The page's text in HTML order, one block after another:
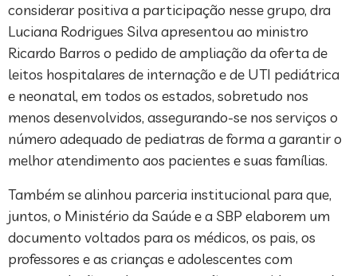
considerar positiva a participação nesse grupo, dra
Luciana Rodrigues Silva apresentou ao ministro
Ricardo Barros o pedido de ampliação da oferta de
leitos hospitalares de internação e de UTI pediátrica
e neonatal, em todos os estados, sobretudo nos
menos desenvolvidos, assegurando-se nos serviços o
número adequado de pediatras de forma a garantir o
melhor atendimento aos pacientes e suas famílias.
Também se alinhou parceria institucional para que,
juntos, o Ministério da Saúde e a SBP elaborem um
documento voltados para os médicos, os pais, os
professores e as crianças e adolescentes com